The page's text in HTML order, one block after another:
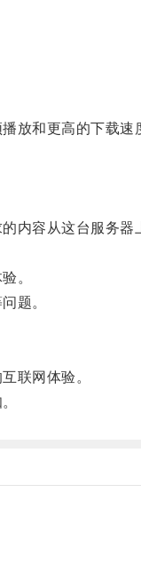
放和更高的下载速
容从这台服务器
。
题。
联网体验。